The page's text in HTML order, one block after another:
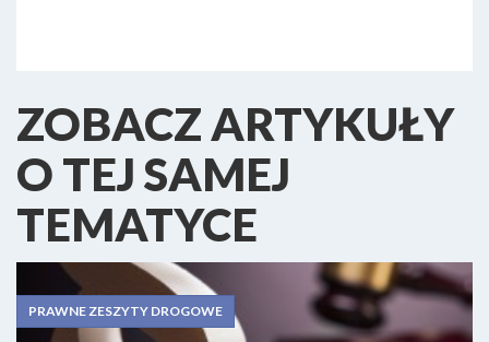
ZOBACZ ARTYKUŁY
O TEJ SAMEJ
TEMATYCE
PRAWNE ZESZYTY DROGOWE